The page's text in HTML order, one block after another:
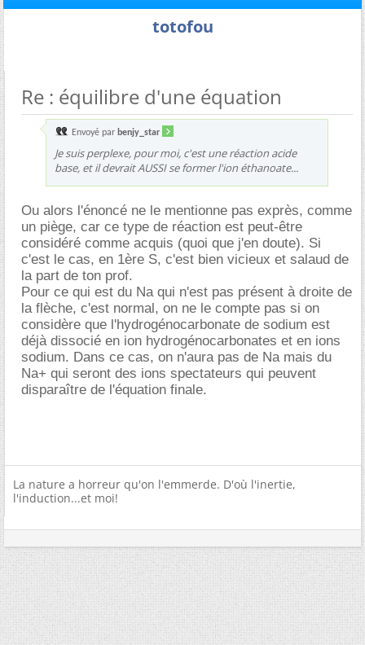
totofou
Re : équilibre d'une équation
Envoyé par benjy_star
Je suis perplexe, pour moi, c'est une réaction acide
base, et il devrait AUSSI se former l'ion éthanoate...
Ou alors l'énoncé ne le mentionne pas exprès, comme
un piège, car ce type de réaction est peut-être
considéré comme acquis (quoi que j'en doute). Si
c'est le cas, en 1ère S, c'est bien vicieux et salaud de
la part de ton prof.
Pour ce qui est du Na qui n'est pas présent à droite de
la flèche, c'est normal, on ne le compte pas si on
considère que l'hydrogénocarbonate de sodium est
déjà dissocié en ion hydrogénocarbonates et en ions
sodium. Dans ce cas, on n'aura pas de Na mais du
Na+ qui seront des ions spectateurs qui peuvent
disparaître de l'équation finale.
La nature a horreur qu'on l'emmerde. D'où l'inertie,
l'induction...et moi!